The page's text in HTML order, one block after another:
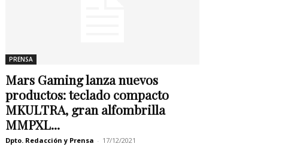
PRENSA
Mars Gaming lanza nuevos
productos: teclado compacto
MKULTRA, gran alfombrilla
MMPXL...
Dpto. Redacción y Prensa - 17/12/2021